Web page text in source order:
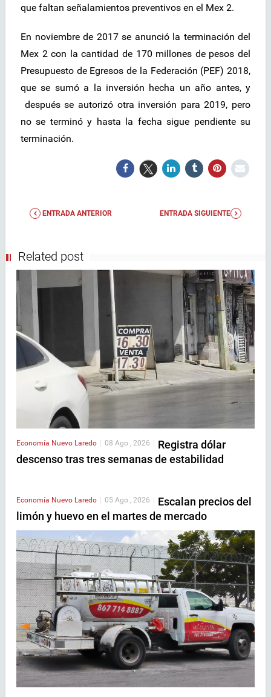
que faltan señalamientos preventivos en el Mex 2.
En noviembre de 2017 se anunció la terminación del
Mex 2 con la cantidad de 170 millones de pesos del
Presupuesto de Egresos de la Federación (PEF) 2018,
que se sumó a la inversión hecha un año antes, y
después se autorizó otra inversión para 2019, pero
no se terminó y hasta la fecha sigue pendiente su
terminación.
ENTRADA ANTERIOR ENTRADA SIGUIENTE
Related post
Economía Nuevo Laredo | 08 Ago , 2026 | Registra dólar
descenso tras tres semanas de estabilidad
Economía Nuevo Laredo 05 Ago , 2026
Escalan precios del
limón y huevo en el martes de mercado